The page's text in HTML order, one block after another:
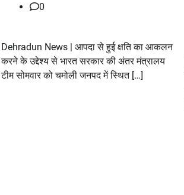
0
Dehradun News | आपदा से हुई क्षति का आकलन
करने के उद्देश्य से भारत सरकार की अंतर मंत्रालय
टीम सोमवार को चमोली जनपद में स्थित […]